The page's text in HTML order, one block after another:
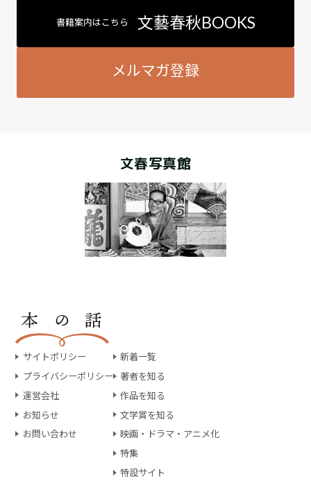
書籍案内はこちら 文藝春秋BOOKS
メルマガ登録
文春写真館
サイトポリシー
プライバシーポリシー
運営会社
お知らせ
お問い合わせ
新着一覧
著者を知る
作品を知る
文学賞を知る
映画・ドラマ・アニメ化
特集
特設サイト